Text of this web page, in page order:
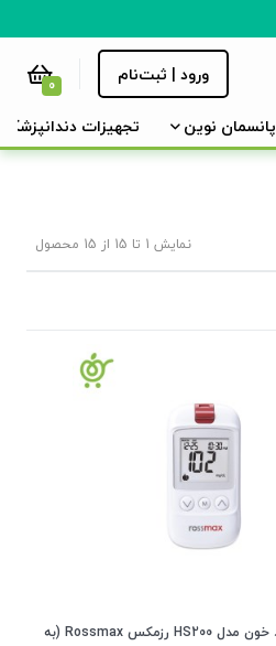
ورود | ثبت‌نام 0
پانسمان نوین تجهیزات دندانپزشکی
نمایش 1 تا 15 از 15 محصول
دستگاه تست قند خون مدل HS200 رزمکس Rossmax (به